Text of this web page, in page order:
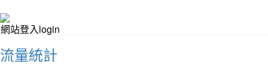
網站登入login
流量統計